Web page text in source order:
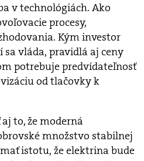
v technológiách. Ako
procesy,
Kým investor
vláda, pravidlá aj ceny
potrebuje predvídateľnosť
od tlačovky k
to, že moderná
množstvo stabilnej
istotu, že elektrina bude